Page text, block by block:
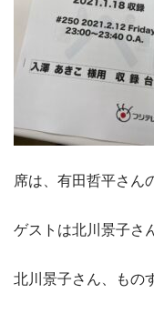
席は、有田哲平さん
ゲストは北川景子さ
北川景子さん、もの